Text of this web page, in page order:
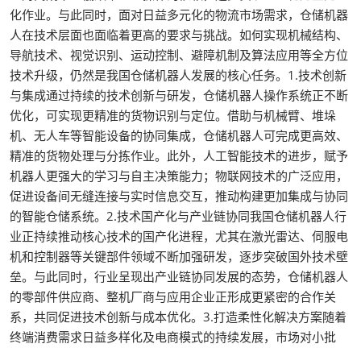
化作业。与此同时，面对日益多元化的物流市场需求，仓储机器
人在技术层面也面临着更高的要求与挑战。如何实现机械结构、
导航技术、视觉识别、运动控制、避障机制及算法应用等全方位
技术升级，仍然是我国仓储机器人发展的核心任务。1.技术创新
与集成通过持续的技术创新与研发，仓储机器人操作系统正不断
优化，可实现更精准的货物识别与定位。借助与机械臂、堆垛
机、无人车等智能设备的协同集成，仓储机器人可完成更高效、
精准的货物处理与分拣作业。此外，人工智能技术的进步，赋予
机器人更强大的学习与自主决策能力；物联网技术的广泛应用，
促进设备间无缝连接与实时信息交互，推动构建更加集成与协同
的智能仓储系统。2.技术国产化与产业链协同我国仓储机器人行
业正持续推动核心技术的国产化进程，尤其在激光雷达、伺服电
机和控制器等关键部件领域不断加强研发，逐步突破国外技术壁
垒。与此同时，行业呈现出产业链协同发展的态势，仓储机器人
的零部件供应商、整机厂商与应用企业正形成更紧密的合作关
系，共同促进技术创新与成本优化。3.打造柔性化解决方案随着
终端消费需求日益多样化及电商模式的持续发展，市场对小批